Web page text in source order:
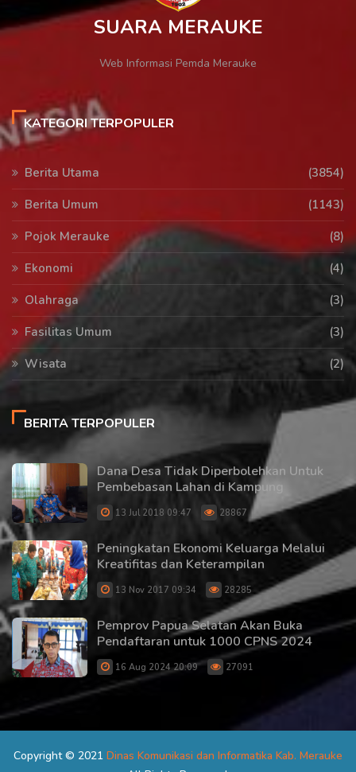
SUARA MERAUKE
Web Informasi Pemda Merauke
KATEGORI TERPOPULER
Berita Utama
(3854)
Berita Umum
(1143)
Pojok Merauke
(8)
Ekonomi
(4)
Olahraga
(3)
Fasilitas Umum
(3)
Wisata
(2)
BERITA TERPOPULER
Dana Desa Tidak Diperbolehkan Untuk
Pembebasan Lahan di Kampung
13 Jul 2018 09:47 28867
Peningkatan Ekonomi Keluarga Melalui
Kreatifitas dan Keterampilan
13 Nov 2017 09:34 28285
Pemprov Papua Selatan Akan Buka
Pendaftaran untuk 1000 CPNS 2024
16 Aug 2024 20:09 27091
Copyright © 2021 Dinas Komunikasi dan Informatika Kab. Merauke